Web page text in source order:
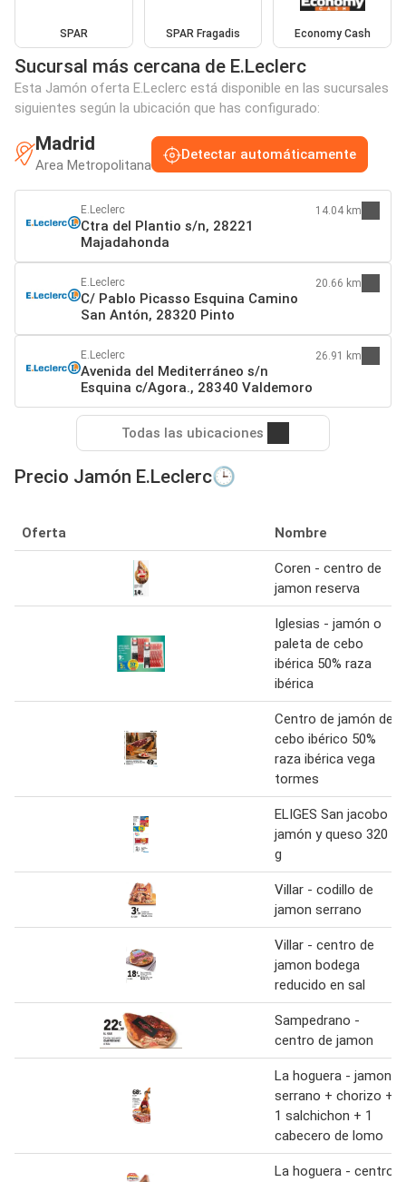
SPAR SPAR Fragadis Economy Cash
Sucursal más cercana de E.Leclerc
Esta Jamón oferta E.Leclerc está disponible en las sucursales
siguientes según la ubicación que has configurado:
Madrid
Area Metropolitana
Detectar automáticamente
E.Leclerc
Ctra del Plantio s/n, 28221
Majadahonda
14.04 km
E.Leclerc
C/ Pablo Picasso Esquina Camino
San Antón, 28320 Pinto
20.66 km
E.Leclerc
Avenida del Mediterráneo s/n
Esquina c/Agora., 28340 Valdemoro
26.91 km
Todas las ubicaciones
Precio Jamón E.Leclerc🕒
Oferta Nombre
Coren - centro de
jamon reserva
Iglesias - jamón o
paleta de cebo
ibérica 50% raza
ibérica
Centro de jamón de
cebo ibérico 50%
raza ibérica vega
tormes
ELIGES San jacobo
jamón y queso 320
g
Villar - codillo de
jamon serrano
Villar - centro de
jamon bodega
reducido en sal
Sampedrano -
centro de jamon
La hoguera - jamon
serrano + chorizo +
1 salchichon + 1
cabecero de lomo
La hoguera - centro